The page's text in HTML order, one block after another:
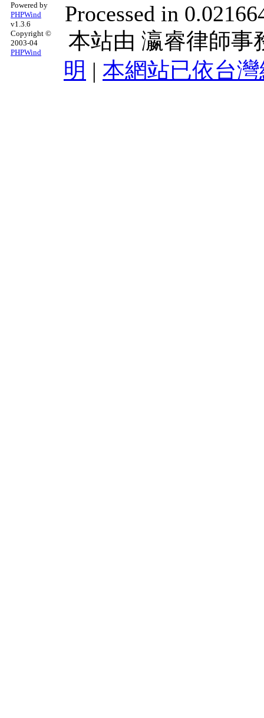
Powered by
PHPWind
v1.3.6
Copyright ©
2003-04
PHPWind
Processed in
本站由 瀛睿律師事
明 | 本網站已依台